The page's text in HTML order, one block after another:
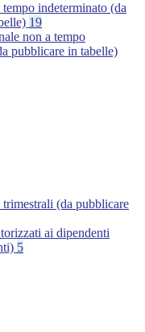
tempo indeterminato (da
19
non a tempo
pubblicare in tabelle)
trimestrali (da pubblicare
ai dipendenti
5